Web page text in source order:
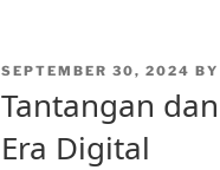
POSTED
SEPTEMBER 30, 2024 BY
Tantangan
Era Digital